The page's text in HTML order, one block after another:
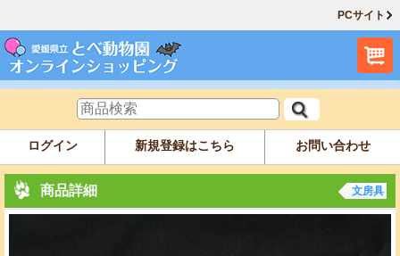
PCサイト
ログイン 新規登録はこちら お問い合わせ
商品詳細 文房具